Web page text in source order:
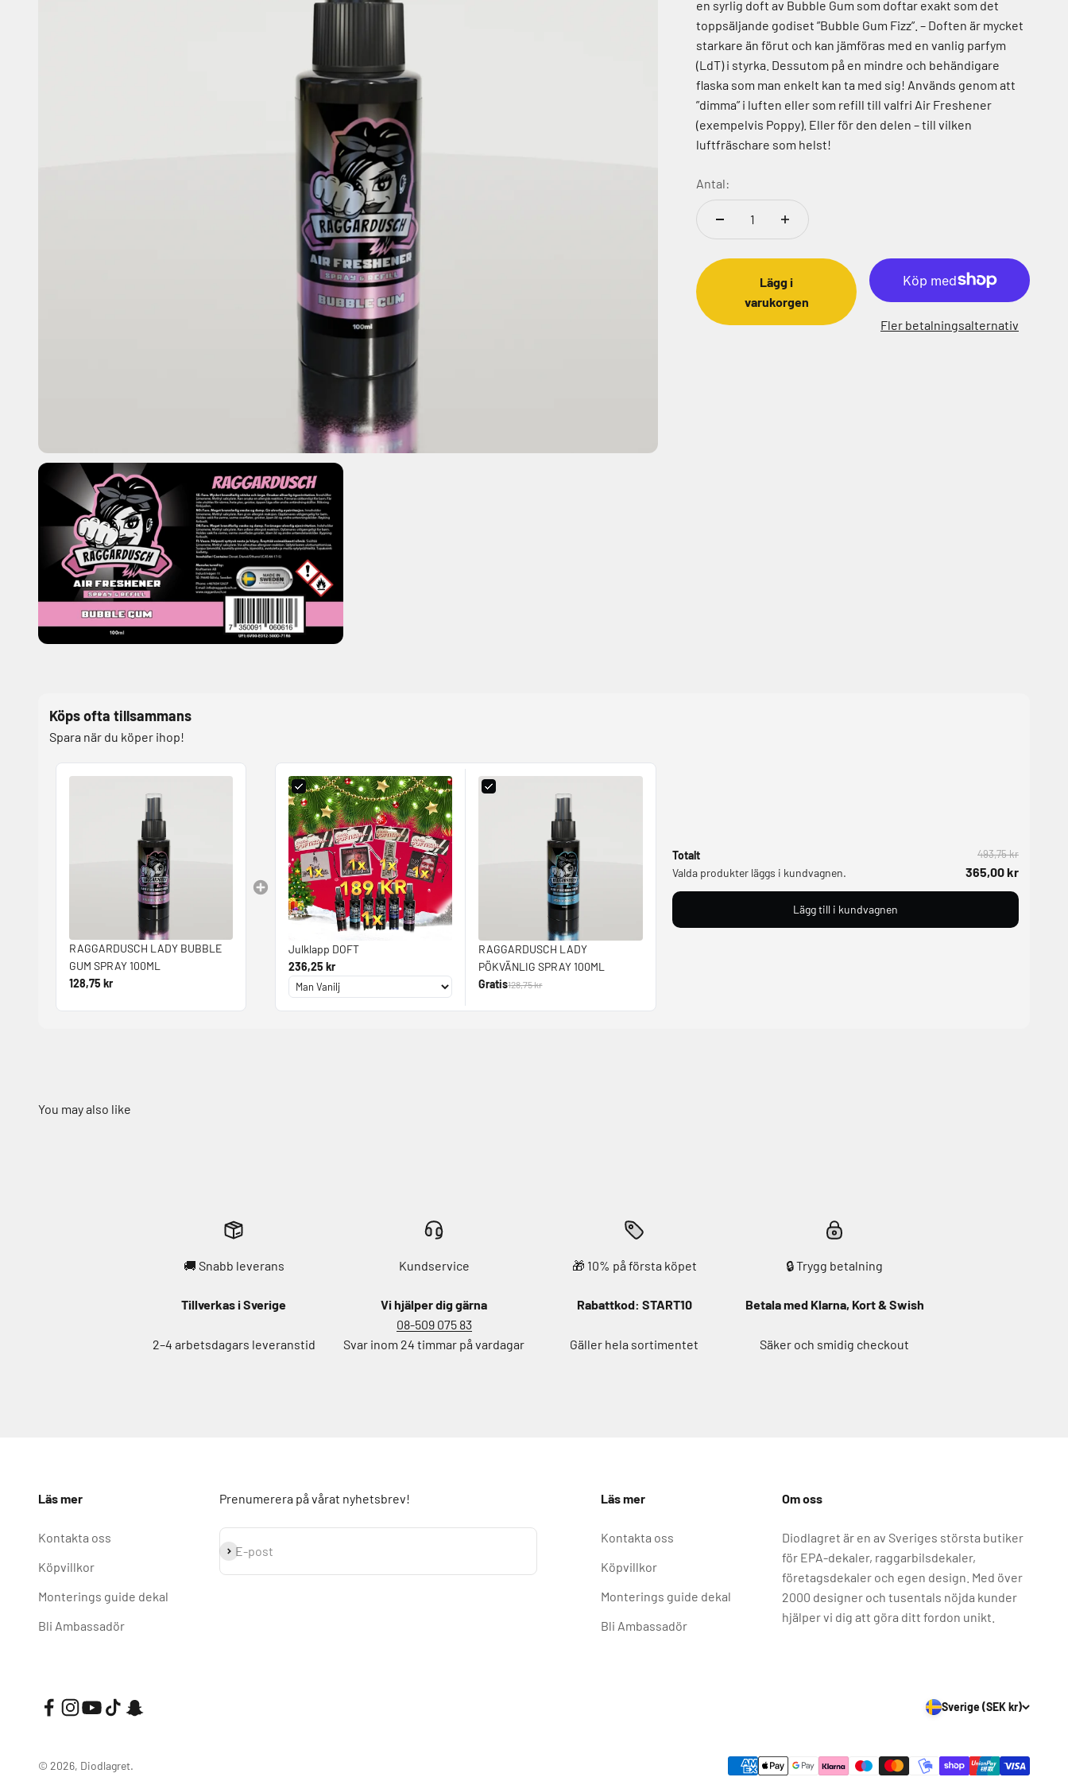
en syrlig doft av Bubble Gum som doftar exakt som det
toppsäljande godiset ”Bubble Gum Fizz”. – Doften är mycket
starkare än förut och kan jämföras med en vanlig parfym
(LdT) i styrka. Dessutom på en mindre och behändigare
flaska som man enkelt kan ta med sig! Används genom att
”dimma” i luften eller som refill till valfri Air Freshener
(exempelvis Poppy). Eller för den delen – till vilken
luftfräschare som helst!
Antal:
Lägg i
varukorgen
Fler betalningsalternativ
Köps ofta tillsammans
Spara när du köper ihop!
RAGGARDUSCH LADY BUBBLE
GUM SPRAY 100ML
128,75 kr
Julklapp DOFT
236,25 kr
RAGGARDUSCH LADY
PÖKVÄNLIG SPRAY 100ML
Gratis128,75 kr
Totalt
Valda produkter läggs i kundvagnen.
493,75 kr
365,00 kr
Lägg till i kundvagnen
🚚 Snabb leverans
Tillverkas i Sverige
2–4 arbetsdagars leveranstid
Kundservice
Vi hjälper dig gärna
08-509 075 83
Svar inom 24 timmar på vardagar
🎁 10% på första köpet
Rabattkod: START10
Gäller hela sortimentet
🔒 Trygg betalning
Betala med Klarna, Kort & Swish
Säker och smidig checkout
Läs mer
Kontakta oss
Köpvillkor
Monterings guide dekal
Bli Ambassadör
Prenumerera på vårat nyhetsbrev!
E-post
Prenumerera
Läs mer
Kontakta oss
Köpvillkor
Monterings guide dekal
Bli Ambassadör
Om oss
Diodlagret är en av Sveriges största butiker
för EPA-dekaler, raggarbilsdekaler,
företagsdekaler och egen design. Med över
2000 designer och tusentals nöjda kunder
hjälper vi dig att göra ditt fordon unikt.
Sverige (SEK kr)
© 2026, Diodlagret.